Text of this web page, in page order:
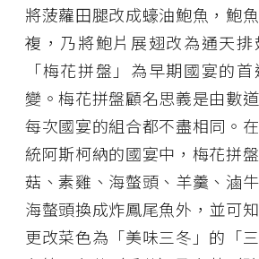
將菠蘿田腿改成蠔油鮑魚，鮑
複，乃將鮑片展翅改為通天
「梅花拼盤」為早期國宴的
變。梅花拼盤顧名思義是由數
每次國宴的組合都不盡相同。
統阿斯柯納的國宴中，梅花拼
菇、素雞、海螫頭、羊羹、滷
海螫頭換成炸鳳尾魚外，並可知
更改菜色為「美味三冬」的「